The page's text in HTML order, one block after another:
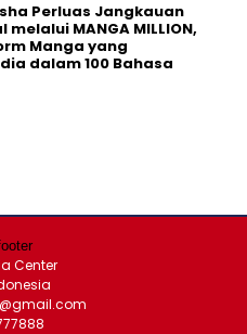
Perluas Jangkauan
melalui MANGA MILLION,
Manga yang
dalam 100 Bahasa
Center